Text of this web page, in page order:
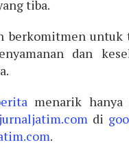
tiba.
berkomitmen
dan
menarik
jurnaljatim.com di
.